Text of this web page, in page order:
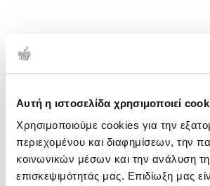
Αυτή η ιστοσελίδα χρησιμοποιεί
Χρησιμοποιούμε cookies για την
περιεχομένου και διαφημίσεων, την
κοινωνικών μέσων και την ανάλυση
επισκεψιμότητάς μας. Επιδίωξη μας